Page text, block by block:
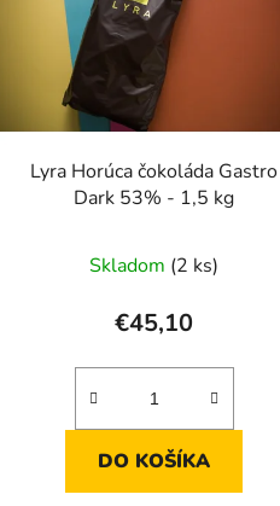
Lyra Horúca čokoláda Gastro
Dark 53% - 1,5 kg
Skladom (2 ks)
€45,10
DO KOŠÍKA